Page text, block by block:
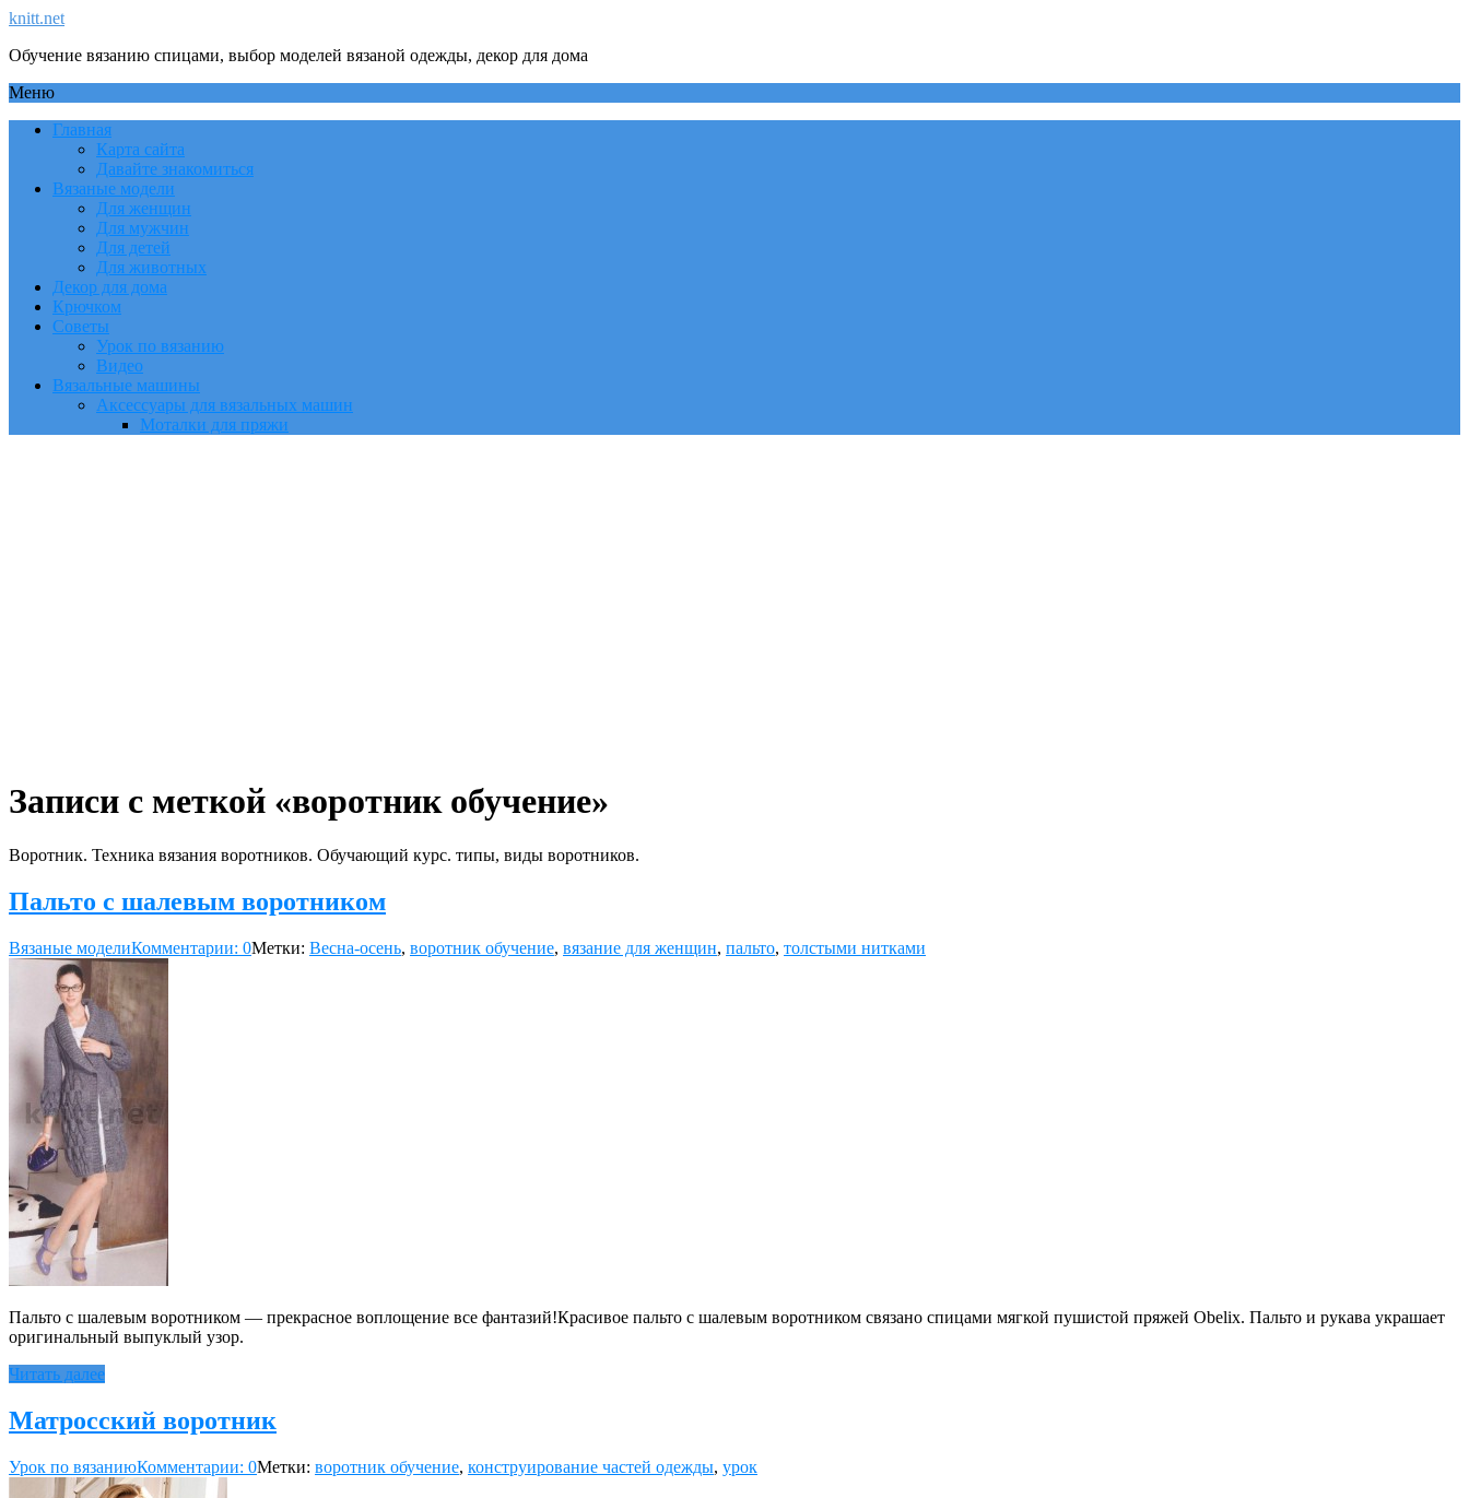
knitt.net
Обучение вязанию спицами, выбор моделей вязаной одежды, декор для дома
Меню
Главная
Карта сайта
Давайте знакомиться
Вязаные модели
Для женщин
Для мужчин
Для детей
Для животных
Декор для дома
Крючком
Советы
Урок по вязанию
Видео
Вязальные машины
Аксессуары для вязальных машин
Моталки для пряжи
Записи с меткой «воротник обучение»
Воротник. Техника вязания воротников. Обучающий курс. типы, виды воротников.
Пальто с шалевым воротником
Вязаные моделиКомментарии: 0Метки: Весна-осень, воротник обучение, вязание для женщин, пальто, толстыми нитками
Пальто с шалевым воротником — прекрасное воплощение все фантазий!Красивое пальто с шалевым воротником связано спицами мягкой пушистой пряжей Obelix. Пальто и рукава украшает
оригинальный выпуклый узор.
Читать далее
Матросский воротник
Урок по вязаниюКомментарии: 0Метки: воротник обучение, конструирование частей одежды, урок